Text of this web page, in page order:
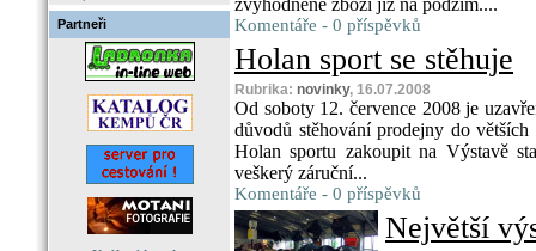
Partneři
zvýhodněné zboží již na podzim....
Komentáře - 0 příspěvků
Holan sport se stěhuje
Rubrika: novinky, 16.07.2008
Od soboty 12. července 2008 je
důvodů stěhování prodejny do
Holan sportu zakoupit na Výstavě
veškerý záruční...
Komentáře - 0 příspěvků
Největší